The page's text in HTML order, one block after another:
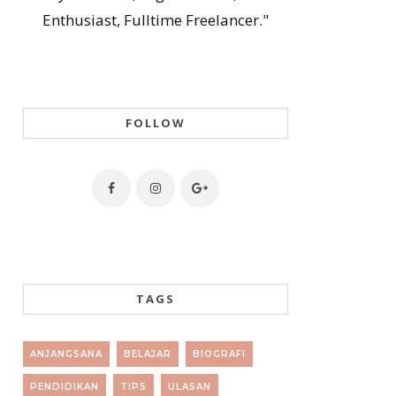
Enthusiast, Fulltime Freelancer."
FOLLOW
TAGS
ANJANGSANA BELAJAR BIOGRAFI
PENDIDIKAN TIPS ULASAN